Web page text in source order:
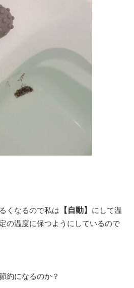
くなるので私は 【自動】 にして温
の温度に保つようにしているので
約になるのか？